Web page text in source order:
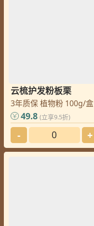
云梳护发粉板栗
3年质保 植物粉 100g/盒
49.8 (立享9.5折)
- +